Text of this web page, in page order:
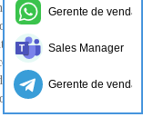
incomparável.
HDR10 e sistema
ilimitado e
WiFi 6, HDMI 2.1
de alta velocidade e
para jogos e
Gerente de vendas
Sales Manager
Gerente de vendas